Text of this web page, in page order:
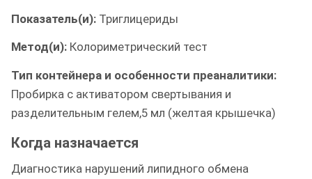
Показатель(и): Триглицериды
Метод(и): Колориметрический тест
Тип контейнера и особенности преаналитики:
Пробирка с активатором свертывания и
разделительным гелем,5 мл (желтая крышечка)
Когда назначается
Диагностика нарушений липидного обмена